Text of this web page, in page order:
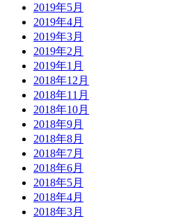
2019年5月
2019年4月
2019年3月
2019年2月
2019年1月
2018年12月
2018年11月
2018年10月
2018年9月
2018年8月
2018年7月
2018年6月
2018年5月
2018年4月
2018年3月